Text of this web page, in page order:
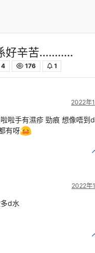
好辛苦...........
4 176 1
2022年
啦手有濕疹 勁痕 想像唔到
有呀
2022年
d水